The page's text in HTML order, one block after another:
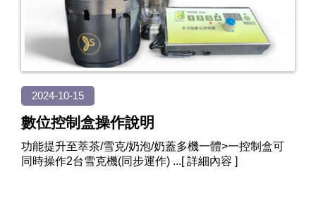
2024-10-15
數位控制盒操作說明
功能提升至萃茶/雪克/奶泡/奶蓋多機一體>一控制盒可
同時操作2台雪克機(同步運作)